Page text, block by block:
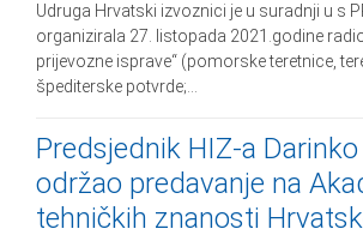
Udruga Hrvatski izvoznici je u suradnji u s
organizirala 27. listopada 2021.godine
prijevozne isprave“ (pomorske teretnice,
špediterske potvrde;...
Predsjednik HIZ-a
održao predavanje na
tehničkih znanosti